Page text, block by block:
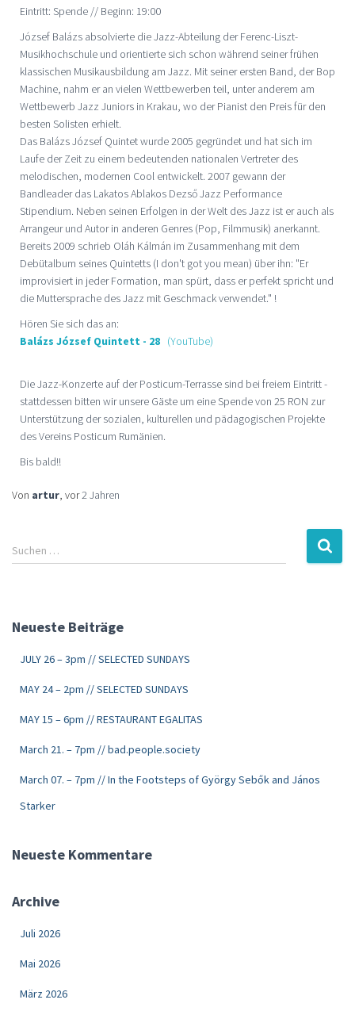
Eintritt: Spende // Beginn: 19:00
József Balázs absolvierte die Jazz-Abteilung der Ferenc-Liszt-
Musikhochschule und orientierte sich schon während seiner frühen
klassischen Musikausbildung am Jazz. Mit seiner ersten Band, der Bop
Machine, nahm er an vielen Wettbewerben teil, unter anderem am
Wettbewerb Jazz Juniors in Krakau, wo der Pianist den Preis für den
besten Solisten erhielt.
Das Balázs József Quintet wurde 2005 gegründet und hat sich im
Laufe der Zeit zu einem bedeutenden nationalen Vertreter des
melodischen, modernen Cool entwickelt. 2007 gewann der
Bandleader das Lakatos Ablakos Dezső Jazz Performance
Stipendium. Neben seinen Erfolgen in der Welt des Jazz ist er auch als
Arrangeur und Autor in anderen Genres (Pop, Filmmusik) anerkannt.
Bereits 2009 schrieb Oláh Kálmán im Zusammenhang mit dem
Debütalbum seines Quintetts (I don't got you mean) über ihn: "Er
improvisiert in jeder Formation, man spürt, dass er perfekt spricht und
die Muttersprache des Jazz mit Geschmack verwendet." !
Hören Sie sich das an:
Balázs József Quintett - 28 (YouTube)
Die Jazz-Konzerte auf der Posticum-Terrasse sind bei freiem Eintritt -
stattdessen bitten wir unsere Gäste um eine Spende von 25 RON zur
Unterstützung der sozialen, kulturellen und pädagogischen Projekte
des Vereins Posticum Rumänien.
Bis bald!!
Von artur, vor2 Jahren
Suchen …
Neueste Beiträge
JULY 26 – 3pm // SELECTED SUNDAYS
MAY 24 – 2pm // SELECTED SUNDAYS
MAY 15 – 6pm // RESTAURANT EGALITAS
March 21. – 7pm // bad.people.society
March 07. – 7pm // In the Footsteps of György Sebők and János
Starker
Neueste Kommentare
Archive
Juli 2026
Mai 2026
März 2026